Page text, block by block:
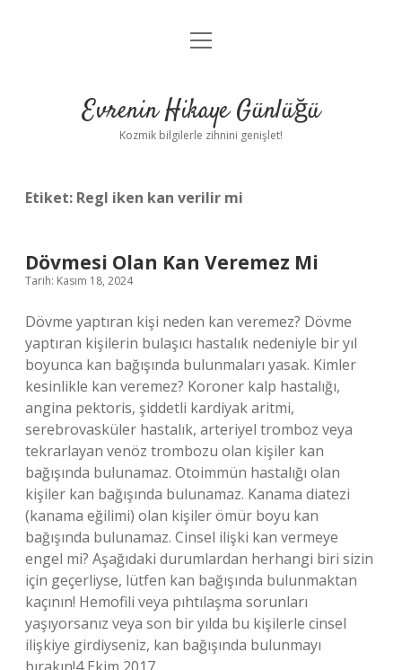
Anasayfa
Yasal Uyarı
menüyü
Evrenin Hikaye Günlüğü
Kozmik bilgilerle zihnini genişlet!
Etiket: Regl iken kan verilir mi
Dövmesi Olan Kan Veremez Mi
Tarih: Kasım 18, 2024
Dövme yaptıran kişi neden kan veremez? Dövme
yaptıran kişilerin bulaşıcı hastalık nedeniyle bir yıl
boyunca kan bağışında bulunmaları yasak. Kimler
kesinlikle kan veremez? Koroner kalp hastalığı,
angina pektoris, şiddetli kardiyak aritmi,
serebrovasküler hastalık, arteriyel tromboz veya
tekrarlayan venöz trombozu olan kişiler kan
bağışında bulunamaz. Otoimmün hastalığı olan
kişiler kan bağışında bulunamaz. Kanama diatezi
(kanama eğilimi) olan kişiler ömür boyu kan
bağışında bulunamaz. Cinsel ilişki kan vermeye
engel mi? Aşağıdaki durumlardan herhangi biri sizin
için geçerliyse, lütfen kan bağışında bulunmaktan
kaçının! Hemofili veya pıhtılaşma sorunları
yaşıyorsanız veya son bir yılda bu kişilerle cinsel
ilişkiye girdiyseniz, kan bağışında bulunmayı